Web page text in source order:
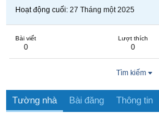
Hoạt động cuối 27 Tháng một 2025
Bài viết
0
Lượt thích
0
Tìm kiếm
Tường nhà Bài đăng Thông tin